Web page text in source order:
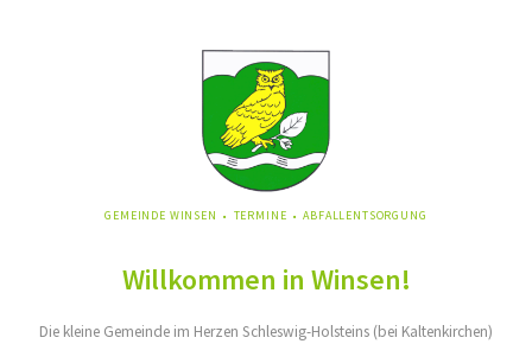
NAVIGATION
GEMEINDE WINSEN TERMINE ABFALLENTSORGUNG
Willkommen in Winsen!
Die kleine Gemeinde im Herzen Schleswig-Holsteins (bei Kaltenkirchen)